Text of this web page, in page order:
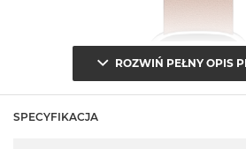
ROZWIŃ PEŁNY OPIS
SPECYFIKACJA